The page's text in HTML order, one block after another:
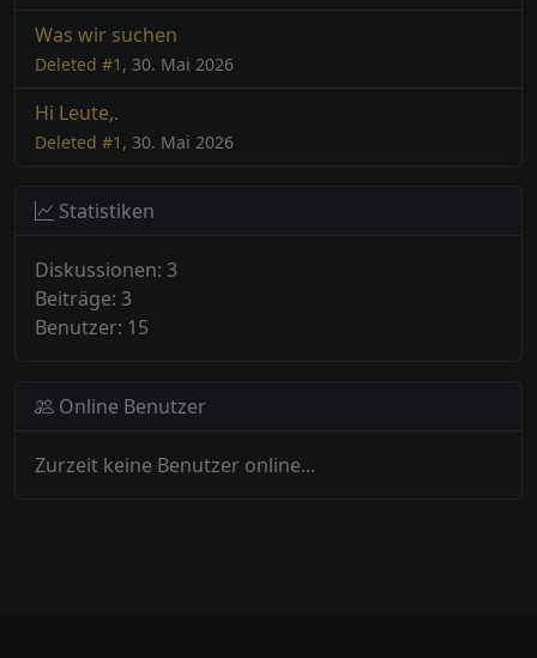
Was wir suchen
Deleted #1 , 30. Mai 2026
Hi Leute,.
Deleted #1 , 30. Mai 2026
Statistiken
Diskussionen: 3
Beiträge: 3
Benutzer: 15
Online Benutzer
Zurzeit keine Benutzer online...